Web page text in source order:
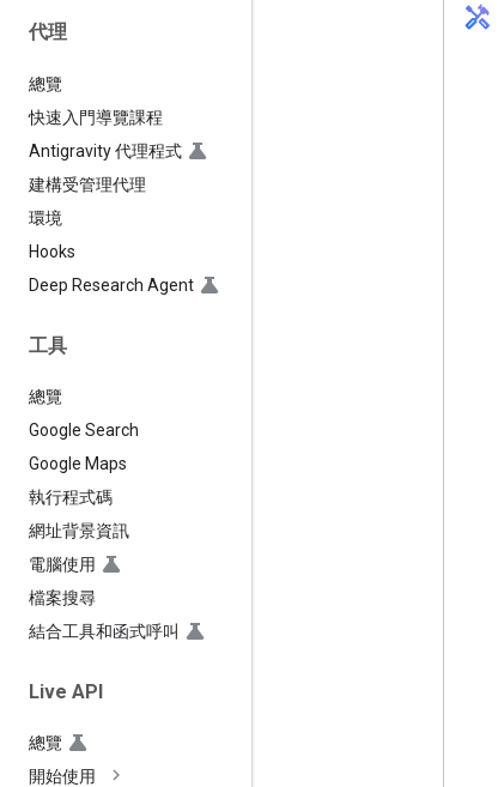
代理
總覽
快速入門導覽課程
Antigravity 代理程式
建構受管理代理
環境
Hooks
Deep Research Agent
工具
總覽
Google Search
Google Maps
執行程式碼
網址背景資訊
電腦使用
檔案搜尋
結合工具和函式呼叫
Live API
總覽
開始使用
handyman